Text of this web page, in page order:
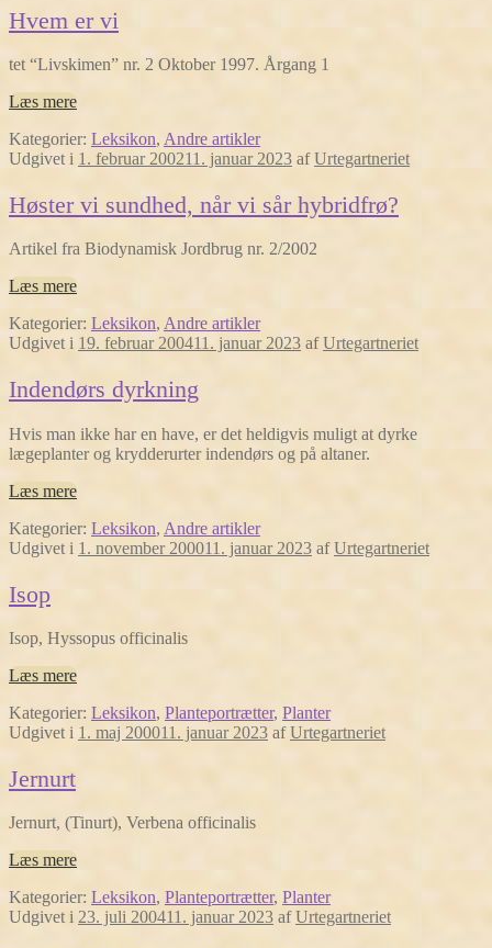
Hvem er vi
tet “Livskimen” nr. 2 Oktober 1997. Årgang 1
Læs mere
Kategorier: Leksikon, Andre artikler
Udgivet i 1. februar 200211. januar 2023 afUrtegartneriet
Høster vi sundhed, når vi sår hybridfrø?
Artikel fra Biodynamisk Jordbrug nr. 2/2002
Læs mere
Kategorier: Leksikon, Andre artikler
Udgivet i 19. februar 200411. januar 2023 afUrtegartneriet
Indendørs dyrkning
Hvis man ikke har en have, er det heldigvis muligt at dyrke
lægeplanter og krydderurter indendørs og på altaner.
Læs mere
Kategorier: Leksikon, Andre artikler
Udgivet i 1. november 200011. januar 2023 afUrtegartneriet
Isop
Isop, Hyssopus officinalis
Læs mere
Kategorier: Leksikon, Planteportrætter, Planter
Udgivet i 1. maj 200011. januar 2023 afUrtegartneriet
Jernurt
Jernurt, (Tinurt), Verbena officinalis
Læs mere
Kategorier: Leksikon, Planteportrætter, Planter
Udgivet i 23. juli 200411. januar 2023 afUrtegartneriet